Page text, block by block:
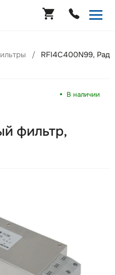
RFI4C400N99,
В наличии
фильтр,